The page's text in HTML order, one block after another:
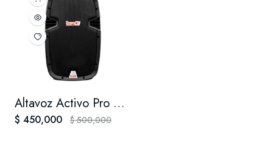
Altavoz Activo Pro Dj Ps8e-mp3 de 8"
$ 450,000 $ 500,000